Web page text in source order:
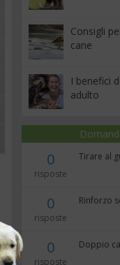
Consigli
cane
I benefici
adulto
0
risposte
Tirare al
0
risposte
Rinforzo
0
risposte
Doppio